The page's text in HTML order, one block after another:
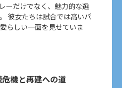
ーだけでなく、魅力的な選
彼女たちは試合では高いパ
らしい一面を見せていま
機と再建への道